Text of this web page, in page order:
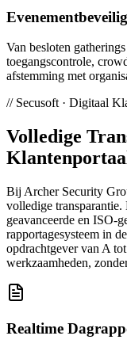
Van besloten
toegangscontrole,
afstemming met
// Secusoft · Digitaal
Volledige
Klantenportaal
Bij Archer Security
volledige
geavanceerde en ISO-
rapportagesysteem in
opdrachtgever van A
werkzaamheden,
Realtime